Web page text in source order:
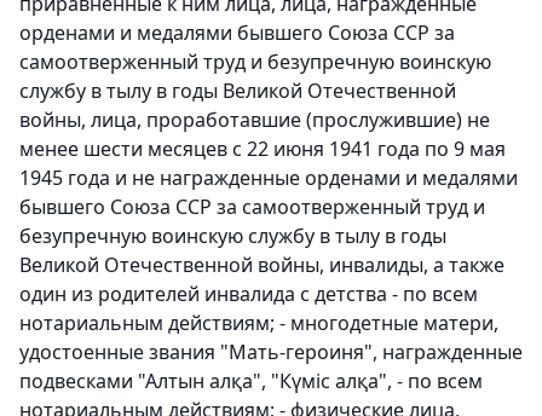
орденами и медалями бывшего Союза ССР за
самоотверженный труд и безупречную воинскую
службу в тылу в годы Великой Отечественной
войны, лица, проработавшие (прослужившие) не
менее шести месяцев с 22 июня 1941 года по 9 мая
1945 года и не награжденные орденами и медалями
бывшего Союза ССР за самоотверженный труд и
безупречную воинскую службу в тылу в годы
Великой Отечественной войны, инвалиды, а также
один из родителей инвалида с детства - по всем
нотариальным действиям; - многодетные матери,
удостоенные звания "Мать-героиня", награжденные
подвесками "Алтын алқа", "Күмiс алқа", - по всем
нотариальным действиям; - физические лица,